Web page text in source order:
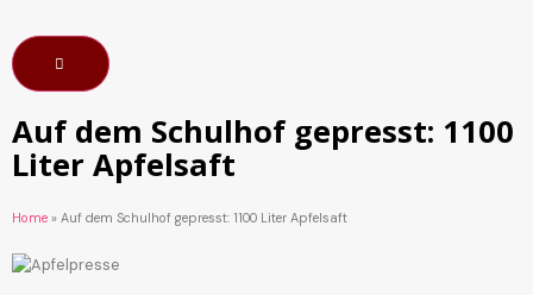
Auf dem Schulhof gepresst: 1100
Liter Apfelsaft
Home » Auf dem Schulhof gepresst: 1100 Liter Apfelsaft